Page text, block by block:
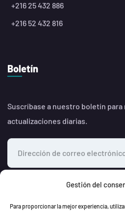
Gestión del
Para proporcionar la mejor experiencia,
+216 25 432 886
+216 52 432 816
Boletín
Suscríbase a nuestro boletín
actualizaciones diarias.